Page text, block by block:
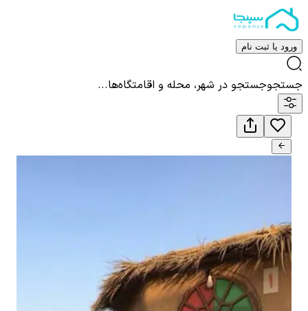
ورود یا ثبت نام
جستجوجستجو در شهر، محله و اقامتگاه‌ها...